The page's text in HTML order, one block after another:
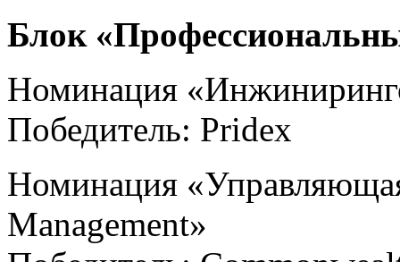
Блок
Номинация
Победитель: Pridex
Номинация
Management»